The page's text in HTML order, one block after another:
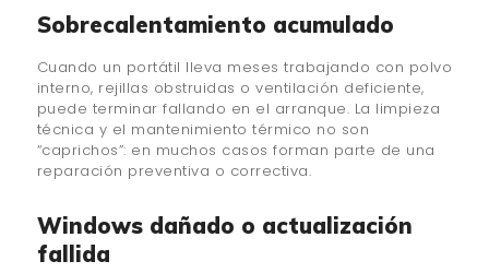
Sobrecalentamiento acumulado
Cuando un portátil lleva meses trabajando con polvo
interno, rejillas obstruidas o ventilación deficiente,
puede terminar fallando en el arranque. La limpieza
técnica y el mantenimiento térmico no son
“caprichos”: en muchos casos forman parte de una
reparación preventiva o correctiva.
Windows dañado o actualización
fallida